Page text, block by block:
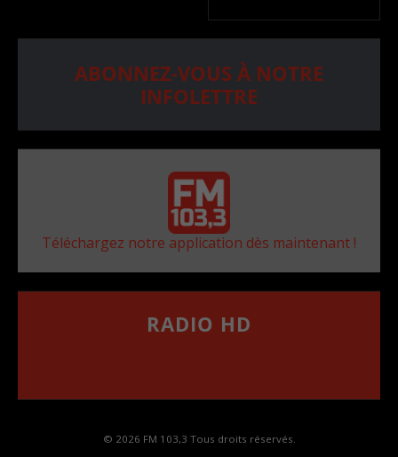
ABONNEZ-VOUS À NOTRE
INFOLETTRE
Téléchargez notre application dès maintenant !
RADIO HD
© 2026 FM 103,3 Tous droits réservés.